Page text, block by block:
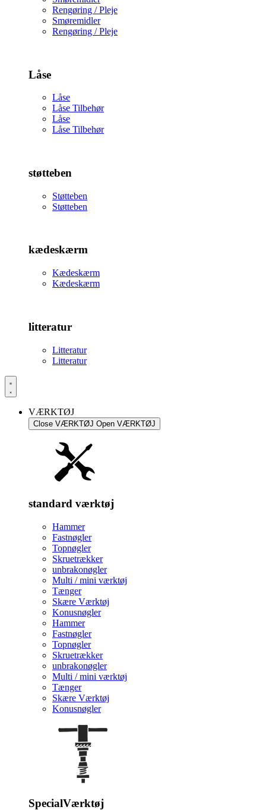
Rengøring / Pleje
Smøremidler
Rengøring / Pleje
Låse
Låse
Låse Tilbehør
Låse
Låse Tilbehør
støtteben
Støtteben
Støtteben
kædeskærm
Kædeskærm
Kædeskærm
litteratur
Litteratur
Litteratur
VÆRKTØJ
Close VÆRKTØJ Open VÆRKTØJ
standard værktøj
Hammer
Fastnøgler
Topnøgler
Skruetrækker
unbrakonøgler
Multi / mini værktøj
Tænger
Skære Værktøj
Konusnøgler
Hammer
Fastnøgler
Topnøgler
Skruetrækker
unbrakonøgler
Multi / mini værktøj
Tænger
Skære Værktøj
Konusnøgler
SpecialVærktøj